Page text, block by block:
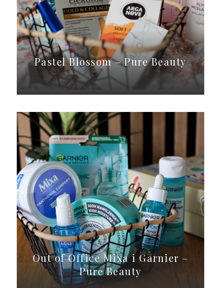
Pastel Blossom – Pure Beauty
Out of Office Mixa i Garnier –
Pure Beauty